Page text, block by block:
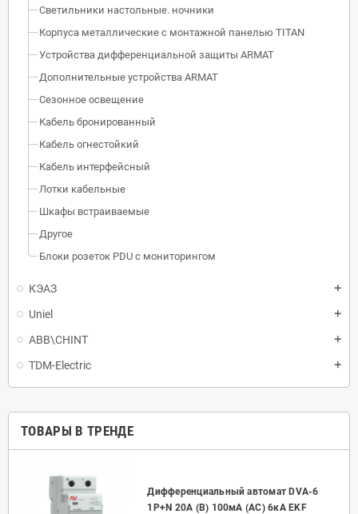
Светильники настольные. ночники
Корпуса металлические с монтажной панелью TITAN
Устройства дифференциальной защиты ARMAT
Дополнительные устройства ARMAT
Сезонное освещение
Кабель бронированный
Кабель огнестойкий
Кабель интерфейсный
Лотки кабельные
Шкафы встраиваемые
Другое
Блоки розеток PDU с мониторингом
КЭАЗ
Uniel
ABB\CHINT
TDM-Electric
ТОВАРЫ В ТРЕНДЕ
Дифференциальный автомат DVA-6
1P+N 20А (B) 100мА (AC) 6кА EKF